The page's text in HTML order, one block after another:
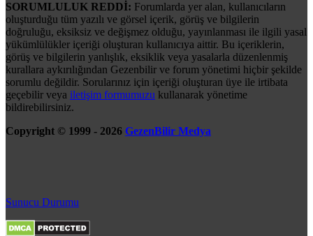
SORUMLULUK REDDİ: Forumlarda yer alan, kullanıcıların
oluşturduğu tüm yazılı ve görsel içerik, görüş ve bilgilerin
doğruluğu, eksiksiz ve değişmez olduğu, yayınlanması ile ilgili yasal
yükümlülükler içeriği oluşturan kullanıcıya aittir. Bu içeriklerin,
görüş ve bilgilerin yanlışlık, eksiklik veya yasalarla düzenlenmiş
kurallara aykırılığından Gezenbilir ve forum yönetimi hiçbir şekilde
sorumlu değildir. Sorularınız için içeriği oluşturan üye ile irtibata
geçebilir veya iletişim formumuzu kullanarak yönetime
bildirebilirsiniz.
Copyright © 1999 - 2026 GezenBilir Medya
Sunucu Durumu